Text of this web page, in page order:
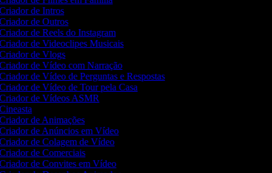
de Intros
de Outros
de Reels do Instagram
de Videoclipes Musicais
de Vlogs
de Vídeo com Narração
de Vídeo de Perguntas e Respostas
de Vídeo de Tour pela Casa
de Vídeos ASMR
de Animações
de Anúncios em Vídeo
de Colagem de Vídeo
de Comerciais
de Convites em Vídeo